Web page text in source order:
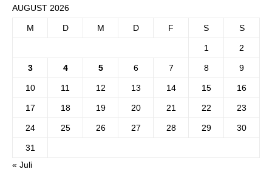
AUGUST 2026
M D M D F S S
1 2
3 4 5 6 7 8 9
10 11 12 13 14 15 16
17 18 19 20 21 22 23
24 25 26 27 28 29 30
31
« Juli